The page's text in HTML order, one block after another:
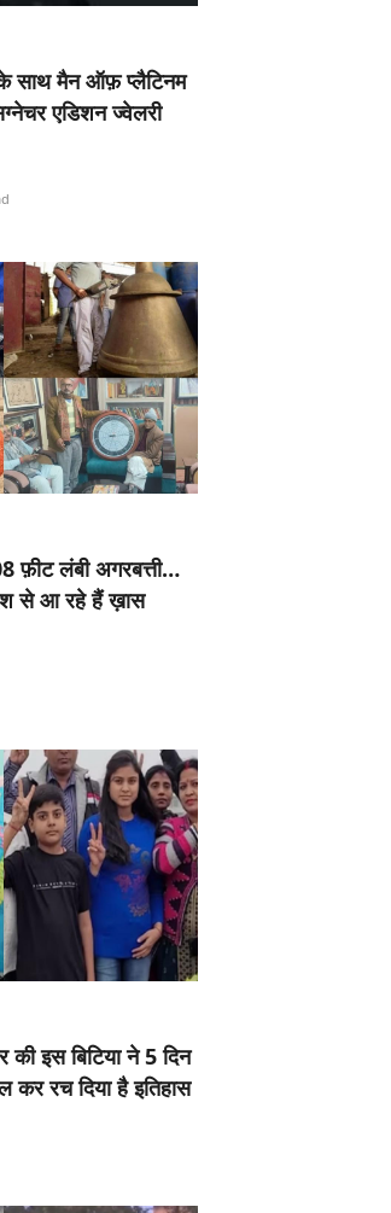
साथ मैन ऑफ़ प्लैटिनम
एडिशन ज्वेलरी
फ़ीट लंबी अगरबत्ती…
से आ रहे हैं ख़ास
इस बिटिया ने 5 दिन
कर रच दिया है इतिहास